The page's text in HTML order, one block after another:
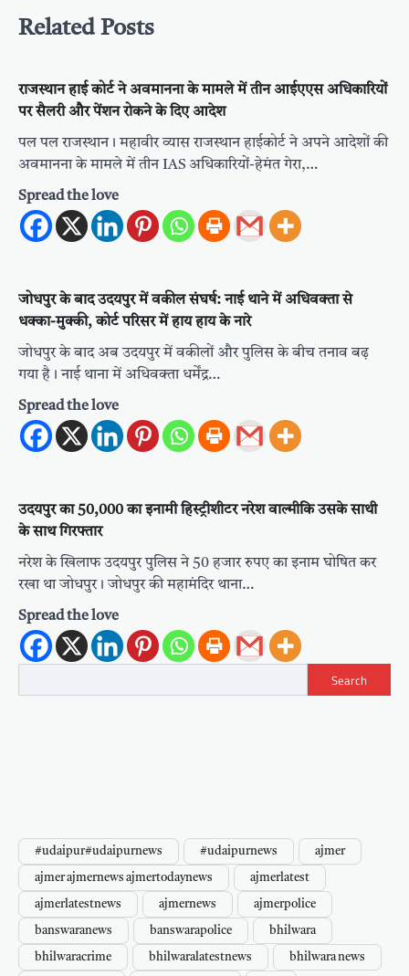
Related Posts
राजस्थान हाई कोर्ट ने अवमानना के मामले में तीन आईएएस अधिकारियों
पर सैलरी और पेंशन रोकने के दिए आदेश
पल पल राजस्थान । महावीर व्यास राजस्थान हाईकोर्ट ने अपने आदेशों की
अवमानना के मामले में तीन IAS अधिकारियों-हेमंत गेरा,…
Spread the love
जोधपुर के बाद उदयपुर में वकील संघर्ष: नाई थाने में अधिवक्ता से
धक्का-मुक्की, कोर्ट परिसर में हाय हाय के नारे
जोधपुर के बाद अब उदयपुर में वकीलों और पुलिस के बीच तनाव बढ़
गया है। नाई थाना में अधिवक्ता धर्मेंद्र…
Spread the love
उदयपुर का 50,000 का इनामी हिस्ट्रीशीटर नरेश वाल्मीकि उसके साथी
के साथ गिरफ्तार
नरेश के खिलाफ उदयपुर पुलिस ने 50 हजार रुपए का इनाम घोषित कर
रखा था जोधपुर। जोधपुर की महामंदिर थाना…
Spread the love
Search
#udaipur#udaipurnews #udaipurnews ajmer
ajmer ajmernews ajmertodaynews ajmerlatest
ajmerlatestnews ajmernews ajmerpolice
banswaranews banswarapolice bhilwara
bhilwaracrime bhilwaralatestnews bhilwara news